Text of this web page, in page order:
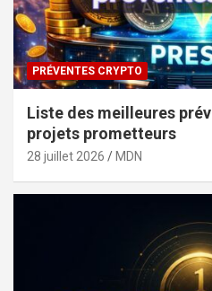
PRÉVENTES CRYPTO
Liste des meilleures
projets prometteurs
28 juillet 2026 MDN